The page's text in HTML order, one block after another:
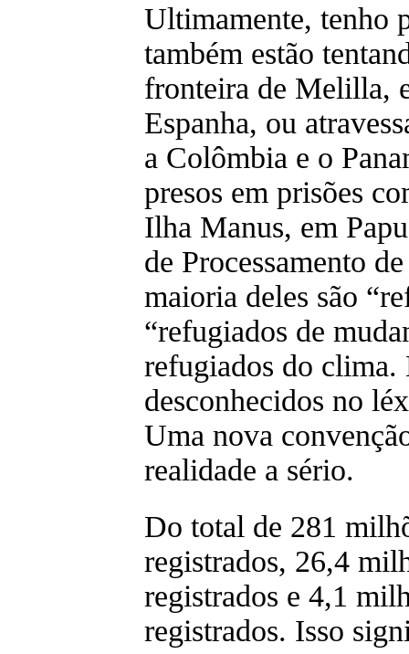
Ultimamente, tenho
também estão
fronteira de Melilla,
Espanha, ou
a Colômbia e o
presos em prisões
Ilha Manus, em
de Processamento
maioria deles são
“refugiados de
refugiados do clima.
desconhecidos no
Uma nova
realidade a sério.
Do total de 281
registrados, 26,4
registrados e 4,1
registrados. Isso